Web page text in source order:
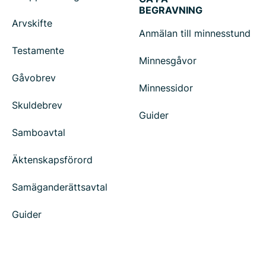
Arvskifte
Testamente
Gåvobrev
Skuldebrev
Samboavtal
Äktenskapsförord
Samäganderättsavtal
Guider
BEGRAVNING
Anmälan till minnesstund
Minnesgåvor
Minnessidor
Guider